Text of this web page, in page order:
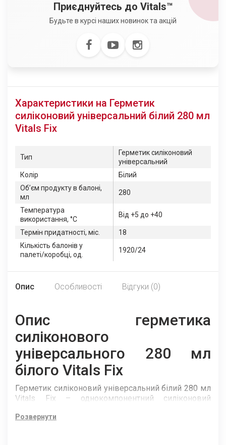
Приєднуйтесь до Vitals™
Будьте в курсі наших новинок та акцій
Характеристики на Герметик
силіконовий універсальний білий 280 мл
Vitals Fix
Тип
Герметик силіконовий
універсальний
Колір
Білий
Обʼєм продукту в балоні,
мл
280
Температура
використання, °С
Від +5 до +40
Термін придатності, міс.
18
Кількість балонів у
палеті/коробці, од.
1920/24
Опис Особливості Відгуки (0)
Опис герметика
силіконового
універсального 280 мл
білого Vitals Fix
Герметик силіконовий універсальний білий 280 мл
Vitals Fix – однокомпонентний силіконовий
герметизації та скління, має відмінну адгезію до
Розвернути